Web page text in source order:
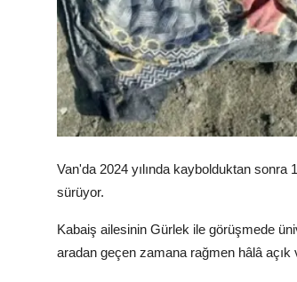
Van'da 2024 yılında kaybolduktan
sürüyor.
Kabaiş ailesinin Gürlek ile görüşmede
aradan geçen zamana rağmen hâlâ açık